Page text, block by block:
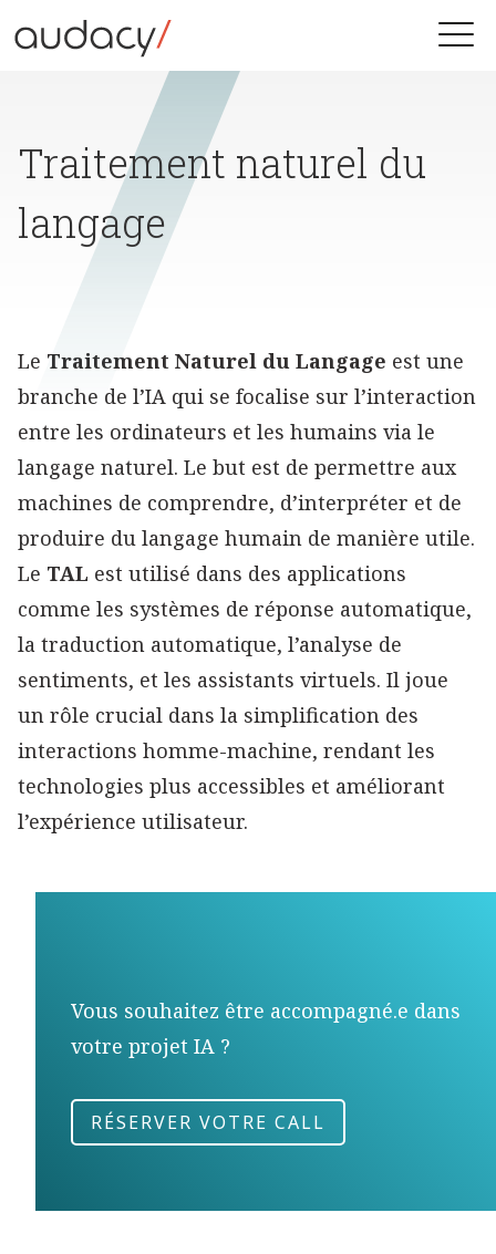
to
content
Toggle
Traitement naturel du
langage
Le Traitement Naturel du Langage est une
branche de l’IA qui se focalise sur l’interaction
entre les ordinateurs et les humains via le
langage naturel. Le but est de permettre aux
machines de comprendre, d’interpréter et de
produire du langage humain de manière utile.
Le TAL est utilisé dans des applications
comme les systèmes de réponse automatique,
la traduction automatique, l’analyse de
sentiments, et les assistants virtuels. Il joue
un rôle crucial dans la simplification des
interactions homme-machine, rendant les
technologies plus accessibles et améliorant
l’expérience utilisateur.
Vous souhaitez être accompagné.e dans
votre projet IA ?
RÉSERVER VOTRE CALL